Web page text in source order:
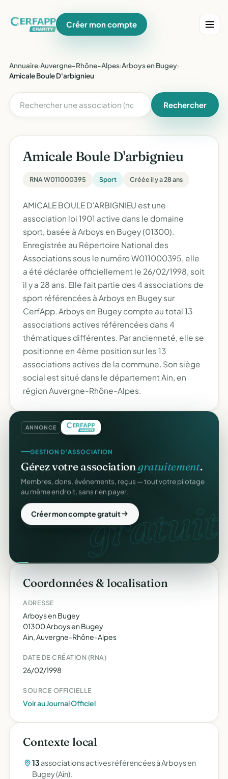
Créer mon compte
Annuaire›Auvergne-Rhône-Alpes›Arboys en Bugey›
Amicale Boule D'arbignieu
Rechercher
Amicale Boule D'arbignieu
RNA W011000395 Sport Créée il y a 28 ans
AMICALE BOULE D'ARBIGNIEU est une
association loi 1901 active dans le domaine
sport, basée à Arboys en Bugey (01300).
Enregistrée au Répertoire National des
Associations sous le numéro W011000395, elle
a été déclarée officiellement le 26/02/1998, soit
il y a 28 ans. Elle fait partie des 4 associations de
sport référencées à Arboys en Bugey sur
CerfApp. Arboys en Bugey compte au total 13
associations actives référencées dans 4
thématiques différentes. Par ancienneté, elle se
positionne en 4ème position sur les 13
associations actives de la commune. Son siège
social est situé dans le département Ain, en
région Auvergne-Rhône-Alpes.
ANNONCE
gratuit.
GESTION D'ASSOCIATION
Gérez votre associationgratuitement.
Membres, dons, événements, reçus — tout votre pilotage
au même endroit, sans rien payer.
Créer mon compte gratuit
Coordonnées & localisation
ADRESSE
Arboys en Bugey
01300 Arboys en Bugey
Ain, Auvergne-Rhône-Alpes
DATE DE CRÉATION (RNA)
26/02/1998
SOURCE OFFICIELLE
Voir au Journal Officiel
Contexte local
13associations actives référencées à Arboys en
Bugey (Ain).